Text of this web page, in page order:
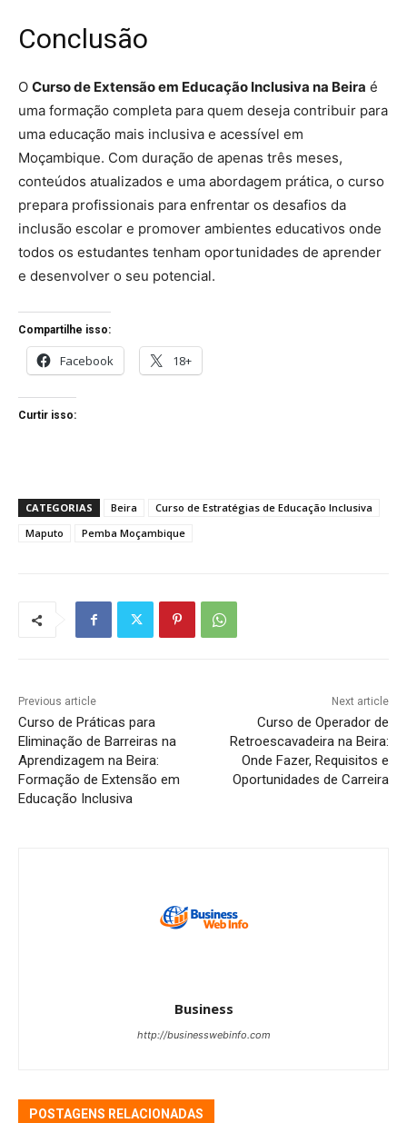
Conclusão
O Curso de Extensão em Educação Inclusiva na Beira é
uma formação completa para quem deseja contribuir para
uma educação mais inclusiva e acessível em
Moçambique. Com duração de apenas três meses,
conteúdos atualizados e uma abordagem prática, o curso
prepara profissionais para enfrentar os desafios da
inclusão escolar e promover ambientes educativos onde
todos os estudantes tenham oportunidades de aprender
e desenvolver o seu potencial.
Compartilhe isso:
Facebook 18+
Curtir isso:
CATEGORIAS Beira
Curso de Estratégias de Educação Inclusiva
Maputo
Pemba Moçambique
Previous article
Curso de Práticas para
Eliminação de Barreiras na
Aprendizagem na Beira:
Formação de Extensão em
Educação Inclusiva
Next article
Curso de Operador de
Retroescavadeira na Beira:
Onde Fazer, Requisitos e
Oportunidades de Carreira
Business
http://businesswebinfo.com
POSTAGENS RELACIONADAS